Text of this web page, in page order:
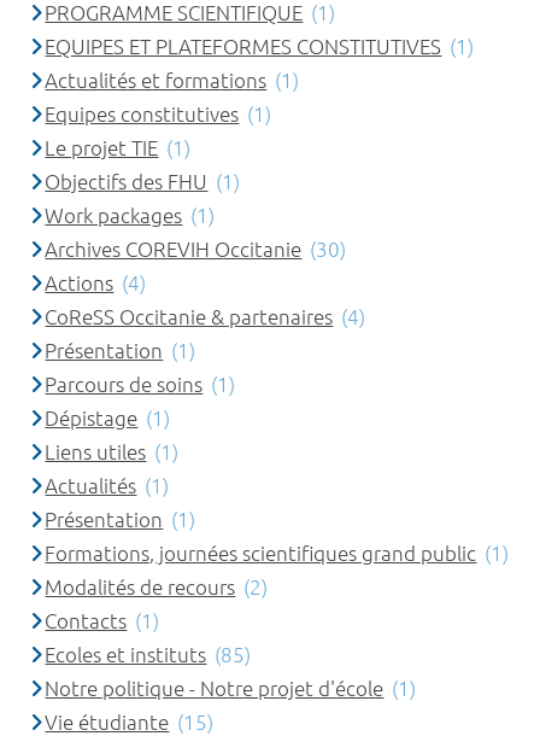
PROGRAMME SCIENTIFIQUE (1)
EQUIPES ET PLATEFORMES CONSTITUTIVES (1)
Actualités et formations (1)
Equipes constitutives (1)
Le projet TIE (1)
Objectifs des FHU (1)
Work packages (1)
Archives COREVIH Occitanie (30)
Actions (4)
CoReSS Occitanie & partenaires (4)
Présentation (1)
Parcours de soins (1)
Dépistage (1)
Liens utiles (1)
Actualités (1)
Présentation (1)
Formations, journées scientifiques grand public (1)
Modalités de recours (2)
Contacts (1)
Ecoles et instituts (85)
Notre politique - Notre projet d'école (1)
Vie étudiante (15)